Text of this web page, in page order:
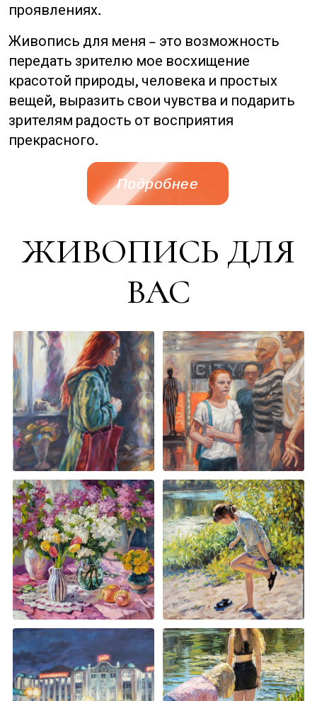
проявлениях.
Живопись для меня – это возможность
передать зрителю мое восхищение
красотой природы, человека и простых
вещей, выразить свои чувства и подарить
зрителям радость от восприятия
прекрасного.
Подробнее
ЖИВОПИСЬ ДЛЯ
ВАС